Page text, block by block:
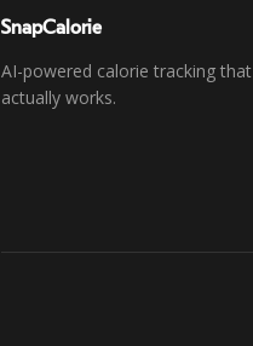
SnapCalorie
AI-powered calorie tracking that
actually works.